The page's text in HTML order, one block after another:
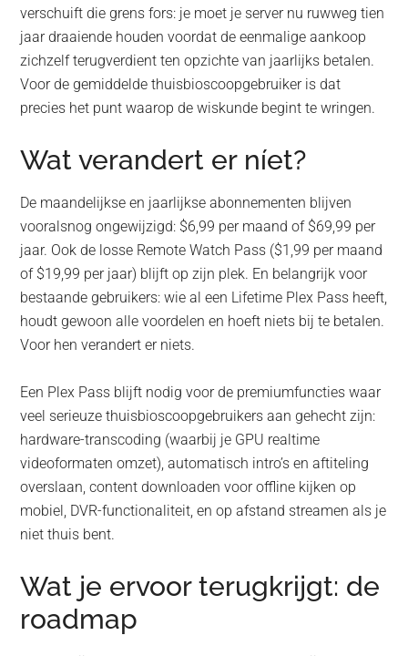
verschuift die grens fors: je moet je server nu ruwweg tien
jaar draaiende houden voordat de eenmalige aankoop
zichzelf terugverdient ten opzichte van jaarlijks betalen.
Voor de gemiddelde thuisbioscoopgebruiker is dat
precies het punt waarop de wiskunde begint te wringen.
Wat verandert er níet?
De maandelijkse en jaarlijkse abonnementen blijven
vooralsnog ongewijzigd: $6,99 per maand of $69,99 per
jaar. Ook de losse Remote Watch Pass ($1,99 per maand
of $19,99 per jaar) blijft op zijn plek. En belangrijk voor
bestaande gebruikers: wie al een Lifetime Plex Pass heeft,
houdt gewoon alle voordelen en hoeft niets bij te betalen.
Voor hen verandert er niets.
Een Plex Pass blijft nodig voor de premiumfuncties waar
veel serieuze thuisbioscoopgebruikers aan gehecht zijn:
hardware-transcoding (waarbij je GPU realtime
videoformaten omzet), automatisch intro’s en aftiteling
overslaan, content downloaden voor offline kijken op
mobiel, DVR-functionaliteit, en op afstand streamen als je
niet thuis bent.
Wat je ervoor terugkrijgt: de
roadmap